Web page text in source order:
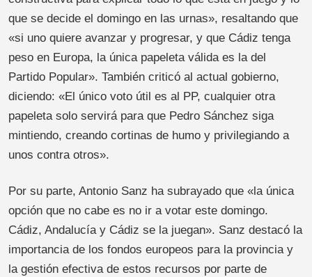
que se decide el domingo en las urnas», resaltando que
«si uno quiere avanzar y progresar, y que Cádiz tenga
peso en Europa, la única papeleta válida es la del
Partido Popular». También criticó al actual gobierno,
diciendo: «El único voto útil es al PP, cualquier otra
papeleta solo servirá para que Pedro Sánchez siga
mintiendo, creando cortinas de humo y privilegiando a
unos contra otros».
Por su parte, Antonio Sanz ha subrayado que «la única
opción que no cabe es no ir a votar este domingo.
Cádiz, Andalucía y Cádiz se la juegan». Sanz destacó la
importancia de los fondos europeos para la provincia y
la gestión efectiva de estos recursos por parte de